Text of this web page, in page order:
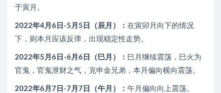
于寅月。
2022年4月6日-5月5日（辰月）： 在寅卯月向下的情况
下，则本月应该反弹，出现稳定性走势。
2022年5月6日-6月6日（巳月）： 巳月继续震荡，巳火为
官鬼，官鬼泄财之气，克申金兄弟，本月偏向横向震荡。
2022年6月7日-7月7日（午月）： 午月偏向向上震荡。